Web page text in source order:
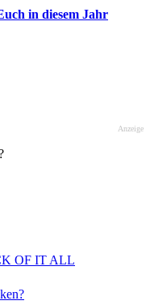
in diesem Jahr
Anzeige
OF IT ALL